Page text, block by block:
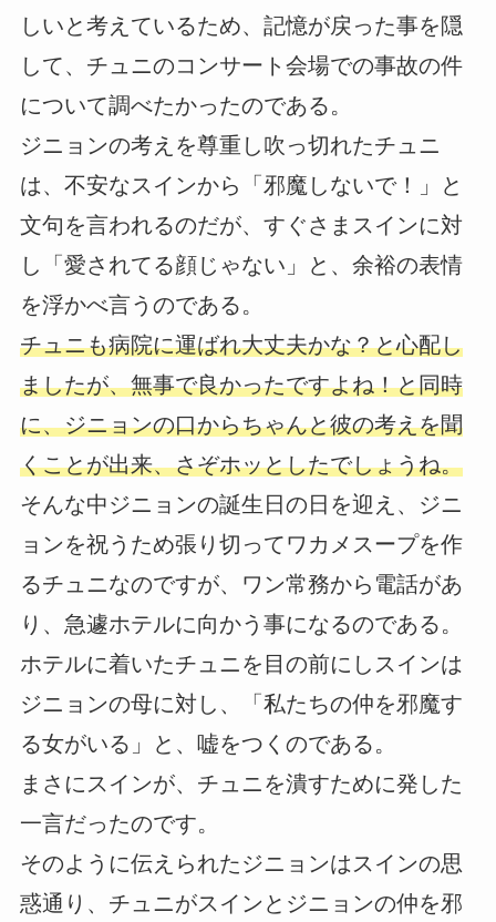
しいと考えているため、記憶が戻った事を隠
して、チュニのコンサート会場での事故の件
について調べたかったのである。
ジニョンの考えを尊重し吹っ切れたチュニ
は、不安なスインから「邪魔しないで！」と
文句を言われるのだが、すぐさまスインに対
し「愛されてる顔じゃない」と、余裕の表情
を浮かべ言うのである。
チュニも病院に運ばれ大丈夫かな？と心配し
ましたが、無事で良かったですよね！と同時
に、ジニョンの口からちゃんと彼の考えを聞
くことが出来、さぞホッとしたでしょうね。
そんな中ジニョンの誕生日の日を迎え、ジニ
ョンを祝うため張り切ってワカメスープを作
るチュニなのですが、ワン常務から電話があ
り、急遽ホテルに向かう事になるのである。
ホテルに着いたチュニを目の前にしスインは
ジニョンの母に対し、「私たちの仲を邪魔す
る女がいる」と、嘘をつくのである。
まさにスインが、チュニを潰すために発した
一言だったのです。
そのように伝えられたジニョンはスインの思
惑通り、チュニがスインとジニョンの仲を邪